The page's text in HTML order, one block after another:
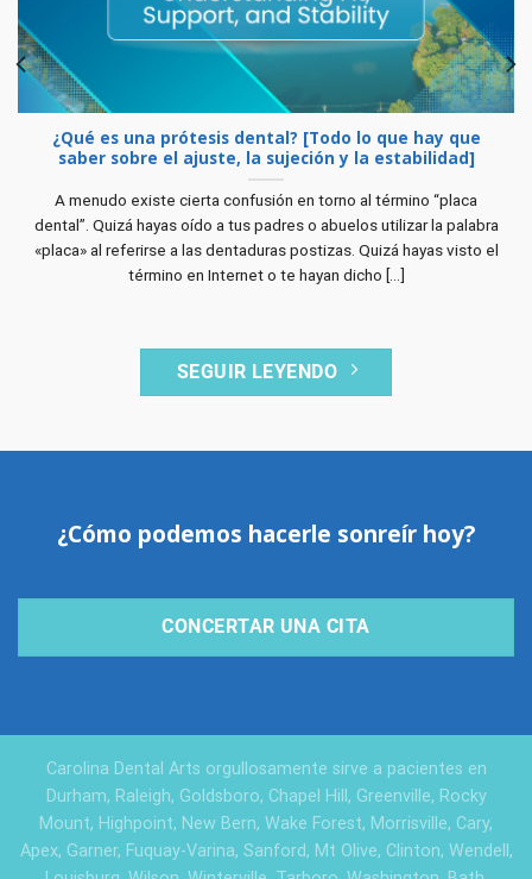
¿Qué es una prótesis dental? [Todo lo que hay que
saber sobre el ajuste, la sujeción y la estabilidad]
A menudo existe cierta confusión en torno al término “placa
dental”. Quizá hayas oído a tus padres o abuelos utilizar la palabra
«placa» al referirse a las dentaduras postizas. Quizá hayas visto el
término en Internet o te hayan dicho [...]
SEGUIR LEYENDO
¿Cómo podemos hacerle sonreír hoy?
CONCERTAR UNA CITA
Carolina Dental Arts orgullosamente sirve a pacientes en
Durham, Raleigh, Goldsboro, Chapel Hill, Greenville, Rocky
Mount, Highpoint, New Bern, Wake Forest, Morrisville, Cary,
Apex, Garner, Fuquay-Varina, Sanford, Mt Olive, Clinton, Wendell,